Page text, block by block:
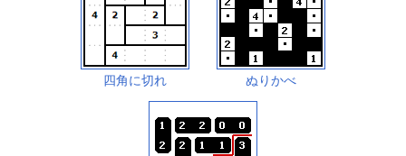
四角に切れ ぬりかべ